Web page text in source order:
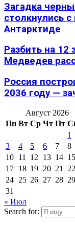
Загадка
столкнулись
Антарктиде
Разбить на 12
Медведев
Россия
2036 году —
Август 2026
Пн Вт Ср Чт Пт
1
3
4 5 6 7 8
10 11 12 13 14 15
17 18 19 20 21 22
24 25 26 27 28 29
31
« Июл
Search for: